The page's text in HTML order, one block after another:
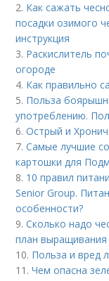
2. Как сажать
посадки озимого
инструкция
3. Раскислитель
огороде
4. Как правильно
5. Польза
употреблению.
6.Острый и
7.Самые лучшие
картошки для
8. 10 правил
Senior Group.
особенности?
9.Сколько надо
план выращивания
10. Польза и вред
11.Чем опасна